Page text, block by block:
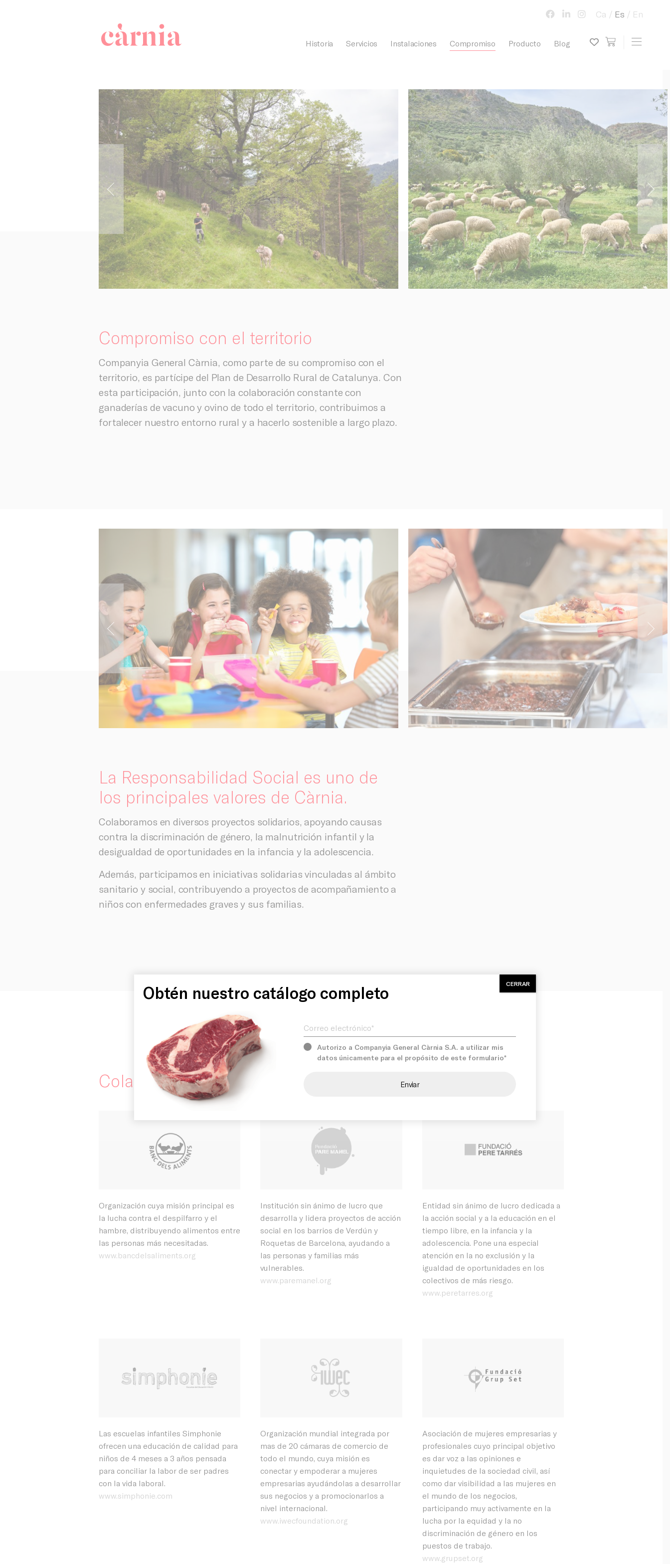
Historia Servicios Instalaciones Compromiso Producto Blog view cart
My wish list
Toggle
Ca Es En
Inicio
Producto
Historia
Servicios
Instalaciones
Compromiso
Compromiso con el territorio
Companyia General Càrnia, como parte de su compromiso con el
territorio, es partícipe del Plan de Desarrollo Rural de Catalunya. Con
esta participación, junto con la colaboración constante con
ganaderías de vacuno y ovino de todo el territorio, contribuimos a
fortalecer nuestro entorno rural y a hacerlo sostenible a largo plazo.
La Responsabilidad Social es uno de
los principales valores de Càrnia.
Colaboramos en diversos proyectos solidarios, apoyando causas
contra la discriminación de género, la malnutrición infantil y la
desigualdad de oportunidades en la infancia y la adolescencia.
Además, participamos en iniciativas solidarias vinculadas al ámbito
sanitario y social, contribuyendo a proyectos de acompañamiento a
niños con enfermedades graves y sus familias.
Colaboraciones
Organización cuya misión principal es
la lucha contra el despilfarro y el
hambre, distribuyendo alimentos entre
las personas más necesitadas.
www.bancdelsaliments.org
Institución sin ánimo de lucro que
desarrolla y lidera proyectos de acción
social en los barrios de Verdún y
Roquetas de Barcelona, ayudando a
las personas y familias más
vulnerables.
www.paremanel.org
Entidad sin ánimo de lucro dedicada a
la acción social y a la educación en el
tiempo libre, en la infancia y la
adolescencia. Pone una especial
atención en la no exclusión y la
igualdad de oportunidades en los
colectivos de más riesgo.
www.peretarres.org
Las escuelas infantiles Simphonie
ofrecen una educación de calidad para
niños de 4 meses a 3 años pensada
para conciliar la labor de ser padres
con la vida laboral.
www.simphonie.com
Organización mundial integrada por
mas de 20 cámaras de comercio de
todo el mundo, cuya misión es
conectar y empoderar a mujeres
empresarias ayudándolas a desarrollar
sus negocios y a promocionarlos a
nivel internacional.
www.iwecfoundation.org
Asociación de mujeres empresarias y
profesionales cuyo principal objetivo
es dar voz a las opiniones e
inquietudes de la sociedad civil, así
como dar visibilidad a las mujeres en
el mundo de los negocios,
participando muy activamente en la
lucha por la equidad y la no
discriminación de género en los
puestos de trabajo.
www.grupset.org
Obtén nuestro catálogo completo
Autorizo a Companyia General Càrnia S.A. a utilizar mis
datos únicamente para el propósito de este formulario*
CERRAR